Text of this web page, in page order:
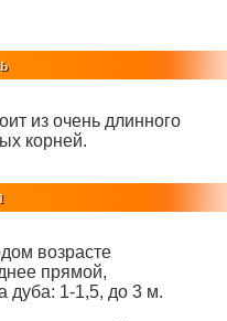
из очень длинного
корней.
возрасте
прямой,
дуба: 1-1,5, до 3 м.